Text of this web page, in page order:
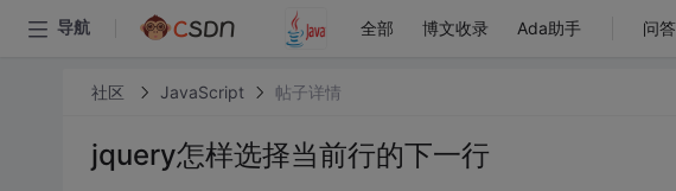
导航 全部 博文收录 Ada助手 问答
社区 JavaScript 帖子详情
jquery怎样选择当前行的下一行